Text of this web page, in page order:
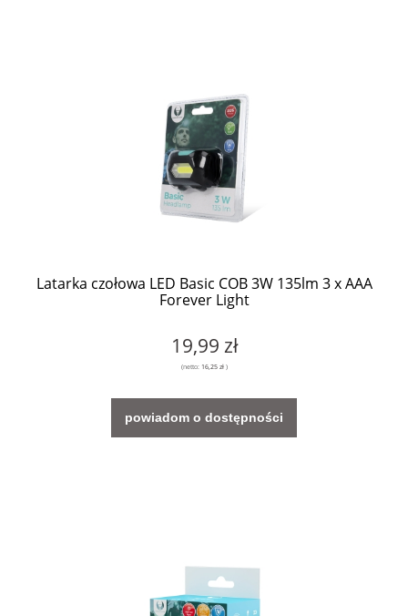
Latarka czołowa LED Basic COB 3W 135lm 3 x AAA
Forever Light
19,99 zł
(netto: 16,25 zł)
powiadom o dostępności